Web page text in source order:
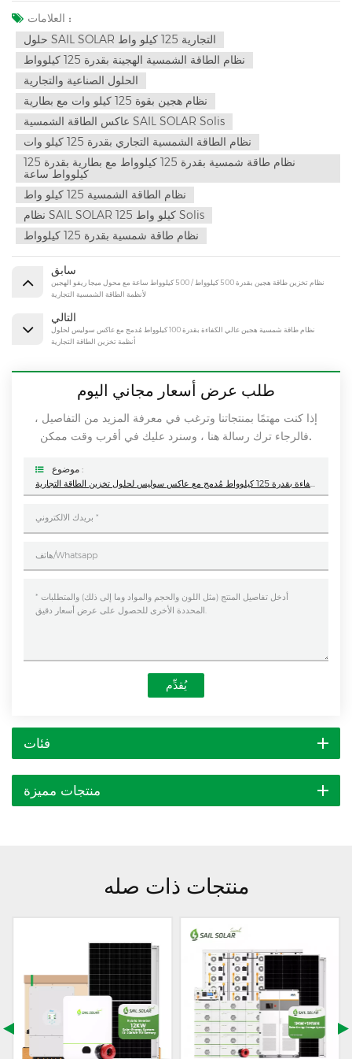
العلامات :
حلول SAIL SOLAR التجارية 125 كيلو واط
نظام الطاقة الشمسية الهجينة بقدرة 125 كيلوواط
الحلول الصناعية والتجارية
نظام هجين بقوة 125 كيلو وات مع بطارية
عاكس الطاقة الشمسية SAIL SOLAR Solis
نظام الطاقة الشمسية التجاري بقدرة 125 كيلو وات
نظام طاقة شمسية بقدرة 125 كيلوواط مع بطارية بقدرة 125
كيلوواط ساعة
نظام الطاقة الشمسية 125 كيلو واط
نظام SAIL SOLAR 125 كيلو واط Solis
نظام طاقة شمسية بقدرة 125 كيلوواط
سابق
نظام تخزين طاقة هجين بقدرة 500 كيلوواط / 500 كيلوواط ساعة مع محول ميجا ريفو الهجين
لأنظمة الطاقة الشمسية التجارية
التالي
نظام طاقة شمسية هجين عالي الكفاءة بقدرة 100 كيلوواط مُدمج مع عاكس سوليس لحلول
أنظمة تخزين الطاقة التجارية
طلب عرض أسعار مجاني اليوم
إذا كنت مهتمًا بمنتجاتنا وترغب في معرفة المزيد من التفاصيل ،
فالرجاء ترك رسالة هنا ، وسنرد عليك في أقرب وقت ممكن.
موضوع :
نظام طاقة شمسية هجين عالي الكفاءة بقدرة 125 كيلوواط مُدمج مع عاكس سوليس لحلول تخزين الطاقة التجارية
يُقدِّم
فئات
منتجات مميزة
منتجات ذات صله